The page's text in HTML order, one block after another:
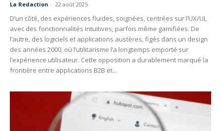
La Redaction - 22 août 2025
D’un côté, des expériences fluides, soignées, centrées sur l’UX/UI,
avec des fonctionnalités intuitives, parfois même gamifiées. De
l’autre, des logiciels et applications austères, figés dans un design
des années 2000, où l’utilitarisme l’a longtemps emporté sur
l’expérience utilisateur. Cette opposition a durablement marqué la
frontière entre applications B2B et...